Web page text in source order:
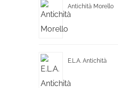
Antichità Morello
E.L.A. Antichità